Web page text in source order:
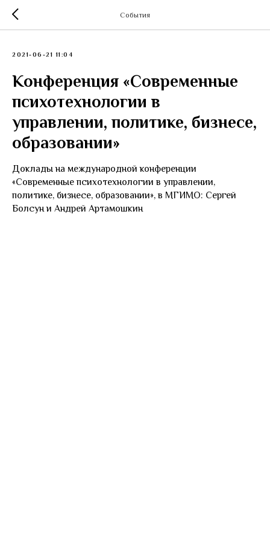
События
2021-06-21 11:04
Конференция «Современные
психотехнологии в
управлении, политике, бизнесе,
образовании»
Доклады на международной конференции
«Современные психотехнологии в управлении,
политике, бизнесе, образовании», в МГИМО: Сергей
Болсун и Андрей Артамошкин